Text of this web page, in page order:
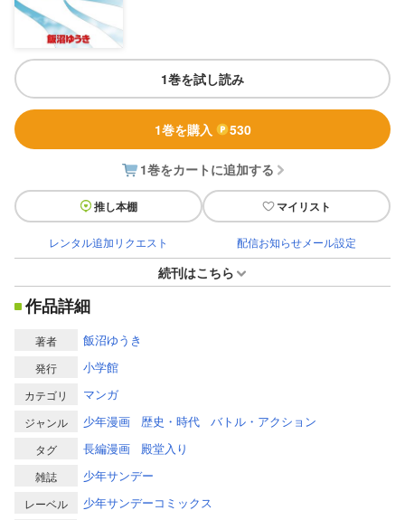
1巻を試し読み
1巻を購入 530
1巻をカートに追加する
推し本棚 マイリスト
レンタル追加リクエスト 配信お知らせメール設定
続刊はこちら
作品詳細
著者 飯沼ゆうき
発行 小学館
カテゴリ マンガ
ジャンル 少年漫画 歴史・時代 バトル・アクション
タグ 長編漫画 殿堂入り
雑誌 少年サンデー
レーベル 少年サンデーコミックス